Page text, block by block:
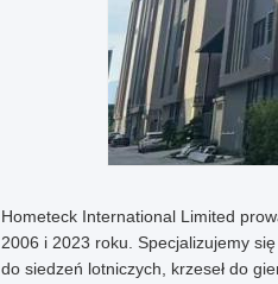
Hometeck International Limited
2006 i 2023 roku. Specjalizujemy
do siedzeń lotniczych, krzeseł do